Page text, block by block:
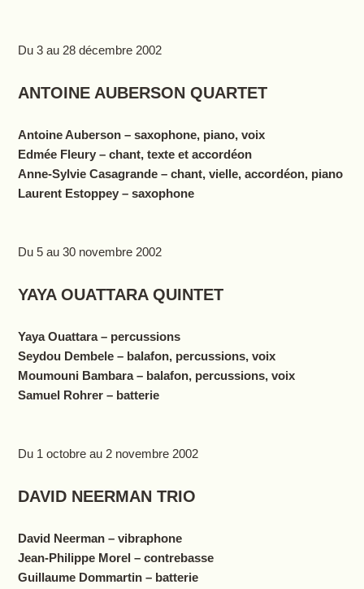
Du 3 au 28 décembre 2002
ANTOINE AUBERSON QUARTET
Antoine Auberson – saxophone, piano, voix
Edmée Fleury – chant, texte et accordéon
Anne-Sylvie Casagrande – chant, vielle, accordéon, piano
Laurent Estoppey – saxophone
Du 5 au 30 novembre 2002
YAYA OUATTARA QUINTET
Yaya Ouattara – percussions
Seydou Dembele – balafon, percussions, voix
Moumouni Bambara – balafon, percussions, voix
Samuel Rohrer – batterie
Du 1 octobre au 2 novembre 2002
DAVID NEERMAN TRIO
David Neerman – vibraphone
Jean-Philippe Morel – contrebasse
Guillaume Dommartin – batterie